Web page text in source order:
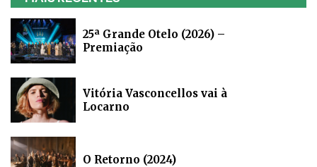
25ª Grande Otelo (2026) –
Premiação
Vitória Vasconcellos vai à
Locarno
O Retorno (2024)